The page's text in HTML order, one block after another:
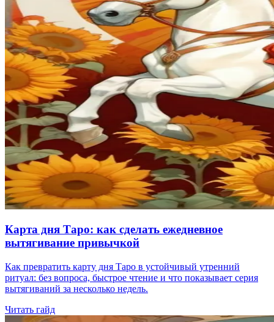
Карта дня Таро: как сделать ежедневное
вытягивание привычкой
Как превратить карту дня Таро в устойчивый утренний
ритуал: без вопроса, быстрое чтение и что показывает серия
вытягиваний за несколько недель.
Читать гайд